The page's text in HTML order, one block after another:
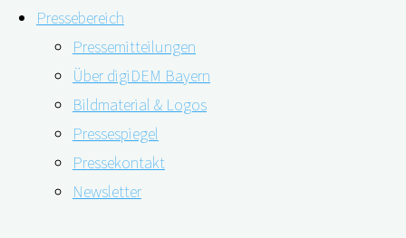
Pressebereich
Pressemitteilungen
Über digiDEM Bayern
Bildmaterial & Logos
Pressespiegel
Pressekontakt
Newsletter
Metropole Chicago.
Lernschwierigkeiten
bei Kindern sowie
Hörschäden, Schlafstörungen und Herz-Kreislauf-